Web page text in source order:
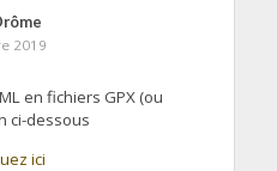
2019
en fichiers GPX (ou
ci-dessous
ici